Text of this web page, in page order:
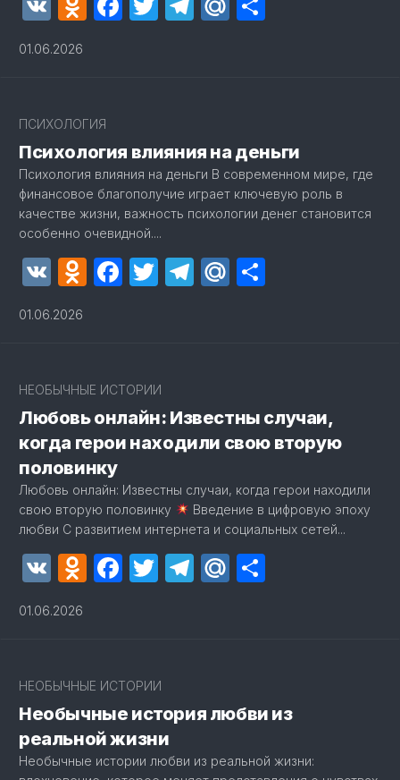
01.06.2026
ПСИХОЛОГИЯ
Психология влияния на деньги
Психология влияния на деньги В современном мире, где
финансовое благополучие играет ключевую роль в
качестве жизни, важность психологии денег становится
особенно очевидной....
VK Odnoklassniki
Facebook
Twitter
Telegram
Mail.Ru
01.06.2026
НЕОБЫЧНЫЕ ИСТОРИИ
Любовь онлайн: Известны случаи,
когда герои находили свою вторую
половинку
Любовь онлайн: Известны случаи, когда герои находили
свою вторую половинку
Введение в цифровую эпоху
любви С развитием интернета и социальных сетей...
VK Odnoklassniki
Facebook
Twitter
Telegram
Mail.Ru
01.06.2026
НЕОБЫЧНЫЕ ИСТОРИИ
Необычные история любви из
реальной жизни
Необычные истории любви из реальной жизни: